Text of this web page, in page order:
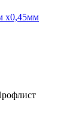
х0,45мм